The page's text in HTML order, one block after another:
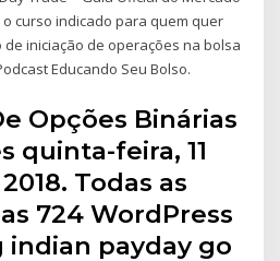
curso indicado para quem quer
iniciação de operações na bolsa
Educando Seu Bolso.
Opções Binárias
quinta-feira, 11
Todas as
724 WordPress
payday go